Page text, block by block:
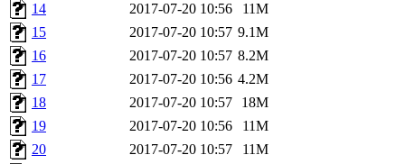
14
2017-07-20 10:56
11M
15
2017-07-20 10:57 9.1M
16
2017-07-20 10:57 8.2M
17
2017-07-20 10:56 4.2M
18
2017-07-20 10:57
18M
19
2017-07-20 10:56
11M
20
2017-07-20 10:57
11M